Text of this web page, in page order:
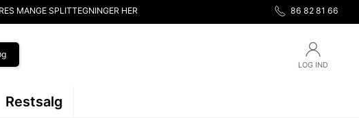
MANGE SPLITTEGNINGER HER 86 82 81 66
LOG IND
Restsalg